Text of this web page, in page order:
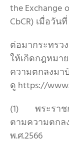
the Exchange
CbCR) เมื่อวัน
ต่อมากระทรว
ให้เกิดกฎหมา
ความตกลงม
ดู https://
(1) พระราช
ตามความตกล
พ.ศ.2566